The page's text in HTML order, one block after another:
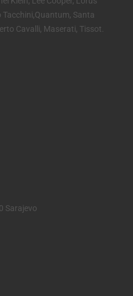
Tacchini,Quantum, Santa
Cavalli, Maserati, Tissot.
Sarajevo